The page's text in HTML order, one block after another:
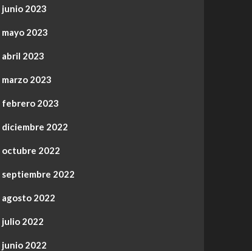
junio 2023
mayo 2023
abril 2023
marzo 2023
febrero 2023
diciembre 2022
octubre 2022
septiembre 2022
agosto 2022
julio 2022
junio 2022